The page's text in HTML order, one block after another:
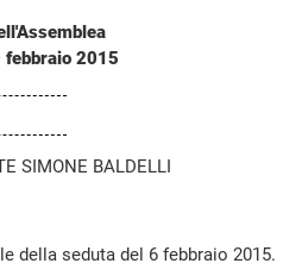
febbraio 2015
SIMONE BALDELLI
della seduta del 6 febbraio 2015.